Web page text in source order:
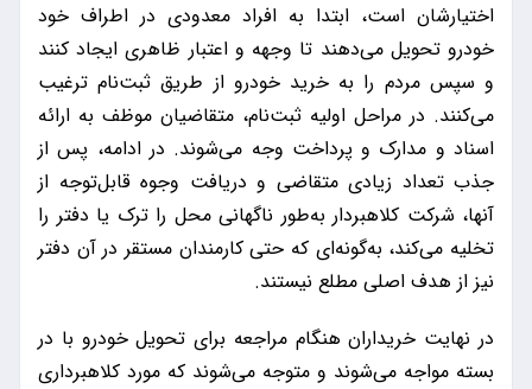
اختیارشان است، ابتدا به افراد معدودی در اطراف خود
خودرو تحویل می‌دهند تا وجهه و اعتبار ظاهری ایجاد کنند
و سپس مردم را به خرید خودرو از طریق ثبت‌نام ترغیب
می‌کنند. در مراحل اولیه ثبت‌نام، متقاضیان موظف به ارائه
اسناد و مدارک و پرداخت وجه می‌شوند. در ادامه، پس از
جذب تعداد زیادی متقاضی و دریافت وجوه قابل‌توجه از
آنها، شرکت کلاهبردار به‌طور ناگهانی محل را ترک یا دفتر را
تخلیه می‌کند، به‌گونه‌ای که حتی کارمندان مستقر در آن دفتر
نیز از هدف اصلی مطلع نیستند.
در نهایت خریداران هنگام مراجعه برای تحویل خودرو با در
بسته مواجه می‌شوند و متوجه می‌شوند که مورد کلاهبرداری